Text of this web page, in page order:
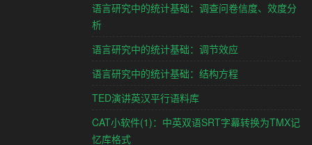
语言研究中的统计基础：调查问卷信度、效度分
析
语言研究中的统计基础：调节效应
语言研究中的统计基础：结构方程
TED演讲英汉平行语料库
CAT小软件(1)：中英双语SRT字幕转换为TMX记
忆库格式